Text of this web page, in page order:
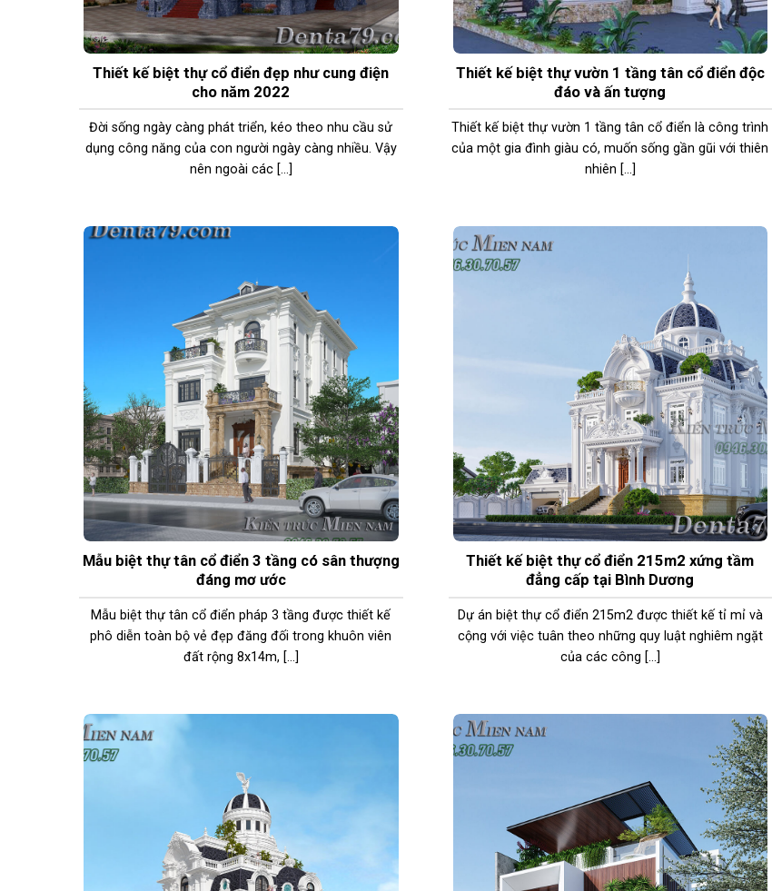
Thiết kế biệt thự cổ điển đẹp như cung điện
cho năm 2022
Đời sống ngày càng phát triển, kéo theo nhu cầu sử
dụng công năng của con người ngày càng nhiều. Vậy
nên ngoài các [...]
Thiết kế biệt thự vườn 1 tầng tân cổ điển độc
đáo và ấn tượng
Thiết kế biệt thự vườn 1 tầng tân cổ điển là công trình
của một gia đình giàu có, muốn sống gần gũi với thiên
nhiên [...]
Mẫu biệt thự tân cổ điển 3 tầng có sân thượng
đáng mơ ước
Mẫu biệt thự tân cổ điển pháp 3 tầng được thiết kế
phô diễn toàn bộ vẻ đẹp đăng đối trong khuôn viên
đất rộng 8x14m, [...]
Thiết kế biệt thự cổ điển 215m2 xứng tầm
đẳng cấp tại Bình Dương
Dự án biệt thự cổ điển 215m2 được thiết kế tỉ mỉ và
cộng với việc tuân theo những quy luật nghiêm ngặt
của các công [...]